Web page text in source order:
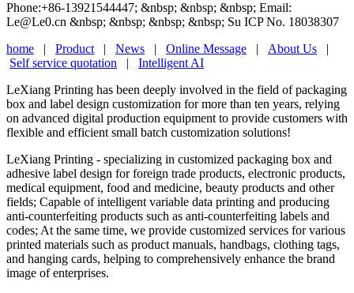
Phone:+86-13921544447; &nbsp; &nbsp; &nbsp; Email:
Le@Le0.cn &nbsp; &nbsp; &nbsp; &nbsp; Su ICP No. 18038307
home | Product | News | Online Message | About Us |
Self service quotation | Intelligent AI
LeXiang Printing has been deeply involved in the field of packaging
box and label design customization for more than ten years, relying
on advanced digital production equipment to provide customers with
flexible and efficient small batch customization solutions!
LeXiang Printing - specializing in customized packaging box and
adhesive label design for foreign trade products, electronic products,
medical equipment, food and medicine, beauty products and other
fields; Capable of intelligent variable data printing and producing
anti-counterfeiting products such as anti-counterfeiting labels and
codes; At the same time, we provide customized services for various
printed materials such as product manuals, handbags, clothing tags,
and hanging cards, helping to comprehensively enhance the brand
image of enterprises.